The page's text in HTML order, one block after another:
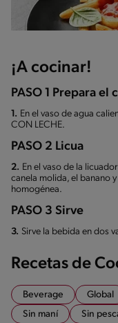
¡A cocinar!
PASO 1 Prepara el
1. En el vaso de agua
CON LECHE.
PASO 2 Licua
2. En el vaso de la
canela molida, el banano
homogénea.
PASO 3 Sirve
3. Sirve la bebida en dos
Recetas de
Beverage Global
Sin maní
Sin